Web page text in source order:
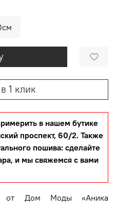
1 клик
в нашем бутике
проспект, 60/2. Также
пошива: сделайте
и мы свяжемся с вами
от Дом Моды «Аника